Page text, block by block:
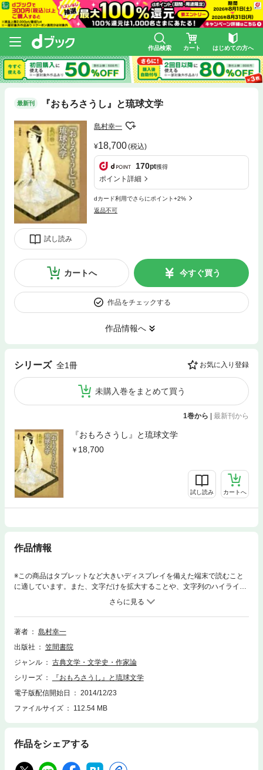
作品検索 カート はじめての方へ
最新刊 『おもろさうし』と琉球文学
試し読み
島村幸一
18,700(税込)
170pt獲得
ポイント詳細
dカード利用でさらにポイント+2%
返品不可
カートへ 今すぐ買う
作品をチェックする
作品情報へ
シリーズ 全1冊 お気に入り登録
未購入巻をまとめて買う
1巻から | 最新刊から
『おもろさうし』と琉球文学
18,700
試し読み カートへ
作品情報
※この商品はタブレットなど大きいディスプレイを備えた端末で読むこと
に適しています。また、文字だけを拡大することや、文字列のハイライ
ト、検索、辞書の参照、引用などの機能が使用できません。琉球文学の、
その総体としての姿は、どのように明らかにできるか。季節によっては台
湾の山陰を臨むことができるという与那国島から奄美大島以南までの、琉
球孤の島々で話される言語（琉球語・琉球方言）によって表現された琉球
る琉球文学を、これから日本文学の中にどのように定位していくのか。琉
球文学の一方的な模索ではなく、本土日本文学からもその道を探らねばな
た書。ここからはじまる、琉球文学論。
著者
島村幸一
出版社
笠間書院
ジャンル
古典文学・文学史・作家論
シリーズ
『おもろさうし』と琉球文学
電子版配信開始日
2014/12/23
ファイルサイズ
112.54 MB
作品をシェアする